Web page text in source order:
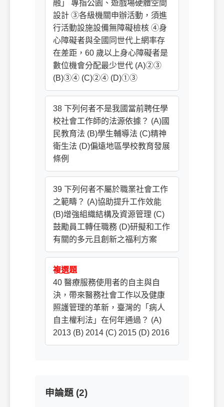
融」 專指公園、遊戲場硬體空間
設計 ③各級機關申辦活動，須進
行活動設施設備無障礙檢核 ④身
心障礙者與全國同世代上網率存
在差距，60 歲以上身心障礙者是
數位機會分配最少世代 (A)②③
(B)③④ (C)②④ (D)①③
38 下列何者不是我國當前聘任學
校社會工作師的法源依據？ (A)國
民教育法 (B)學生輔導法 (C)精神
衛生法 (D)偏遠地區學校教育發展
條例
39 下列何者不屬於職業社會工作
之範疇？ (A)協助提升工作效能
(B)增強組織結構及資源管理 (C)
鼓勵員工轉任職務 (D)研擬和工作
有關的多元且創新之福利方案
複選題
40 醫療服務使用者的自主與自
決，帶來醫務社會工作以及健康
照護管理的革新，臺灣的「病人
自主權利法」在何年通過？ (A)
2013 (B) 2014 (C) 2015 (D) 2016
申論題 (2)